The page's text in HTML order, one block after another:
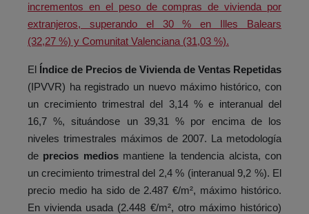
incrementos en el peso de compras de vivienda por
extranjeros, superando el 30 % en Illes Balears
(32,27 %) y Comunitat Valenciana (31,03 %).
El Índice de Precios de Vivienda de Ventas Repetidas
(IPVVR) ha registrado un nuevo máximo histórico, con
un crecimiento trimestral del 3,14 % e interanual del
16,7 %, situándose un 39,31 % por encima de los
niveles trimestrales máximos de 2007. La metodología
de precios mediosmantiene la tendencia alcista, con
un crecimiento trimestral del 2,4 % (interanual 9,2 %). El
precio medio ha sido de 2.487 €/m², máximo histórico.
En vivienda usada (2.448 €/m², otro máximo histórico)